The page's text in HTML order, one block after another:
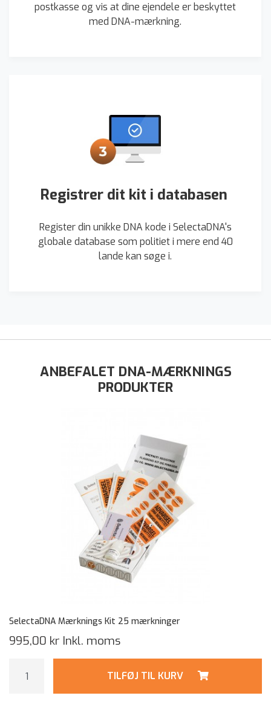
postkasse og vis at dine ejendele er beskyttet
med DNA-mærkning.
Registrer dit kit i databasen
Register din unikke DNA kode i SelectaDNA's
globale database som politiet i mere end 40
lande kan søge i.
ANBEFALET DNA-MÆRKNINGS
PRODUKTER
SelectaDNA Mærknings Kit 25 mærkninger
995,00 kr Inkl. moms
TILFØJ TIL KURV